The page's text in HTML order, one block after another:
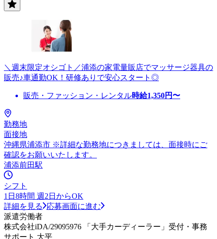
＼週末限定オシゴト／浦添の家電量販店でマッサージ器具の
販売♪車通勤OK！研修ありで安心スタート◎
販売・ファッション・レンタル時給1,350円〜
勤務地
面接地
沖縄県浦添市 ※詳細な勤務地につきましては、面接時にご
確認をお願いいたします。
浦添前田駅
シフト
1日8時間 週2日からOK
詳細を見る
応募画面に進む
派遣労働者
株式会社iDA/29095976 「大手カーディーラー」受付・事務
サポート 大平